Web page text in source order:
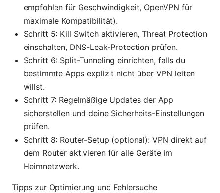
empfohlen für Geschwindigkeit, OpenVPN für
maximale Kompatibilität).
Schritt 5: Kill Switch aktivieren, Threat Protection
einschalten, DNS-Leak-Protection prüfen.
Schritt 6: Split-Tunneling einrichten, falls du
bestimmte Apps explizit nicht über VPN leiten
willst.
Schritt 7: Regelmäßige Updates der App
sicherstellen und deine Sicherheits-Einstellungen
prüfen.
Schritt 8: Router-Setup (optional): VPN direkt auf
dem Router aktivieren für alle Geräte im
Heimnetzwerk.
Tipps zur Optimierung und Fehlersuche